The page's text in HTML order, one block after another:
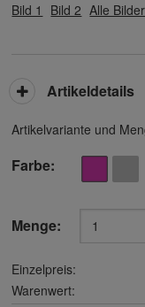
Bild 1
Bild 2 Alle
Artikelvariante und
Farbe
Menge:
Einzelpreis:
Warenwert:
Artikeldetails